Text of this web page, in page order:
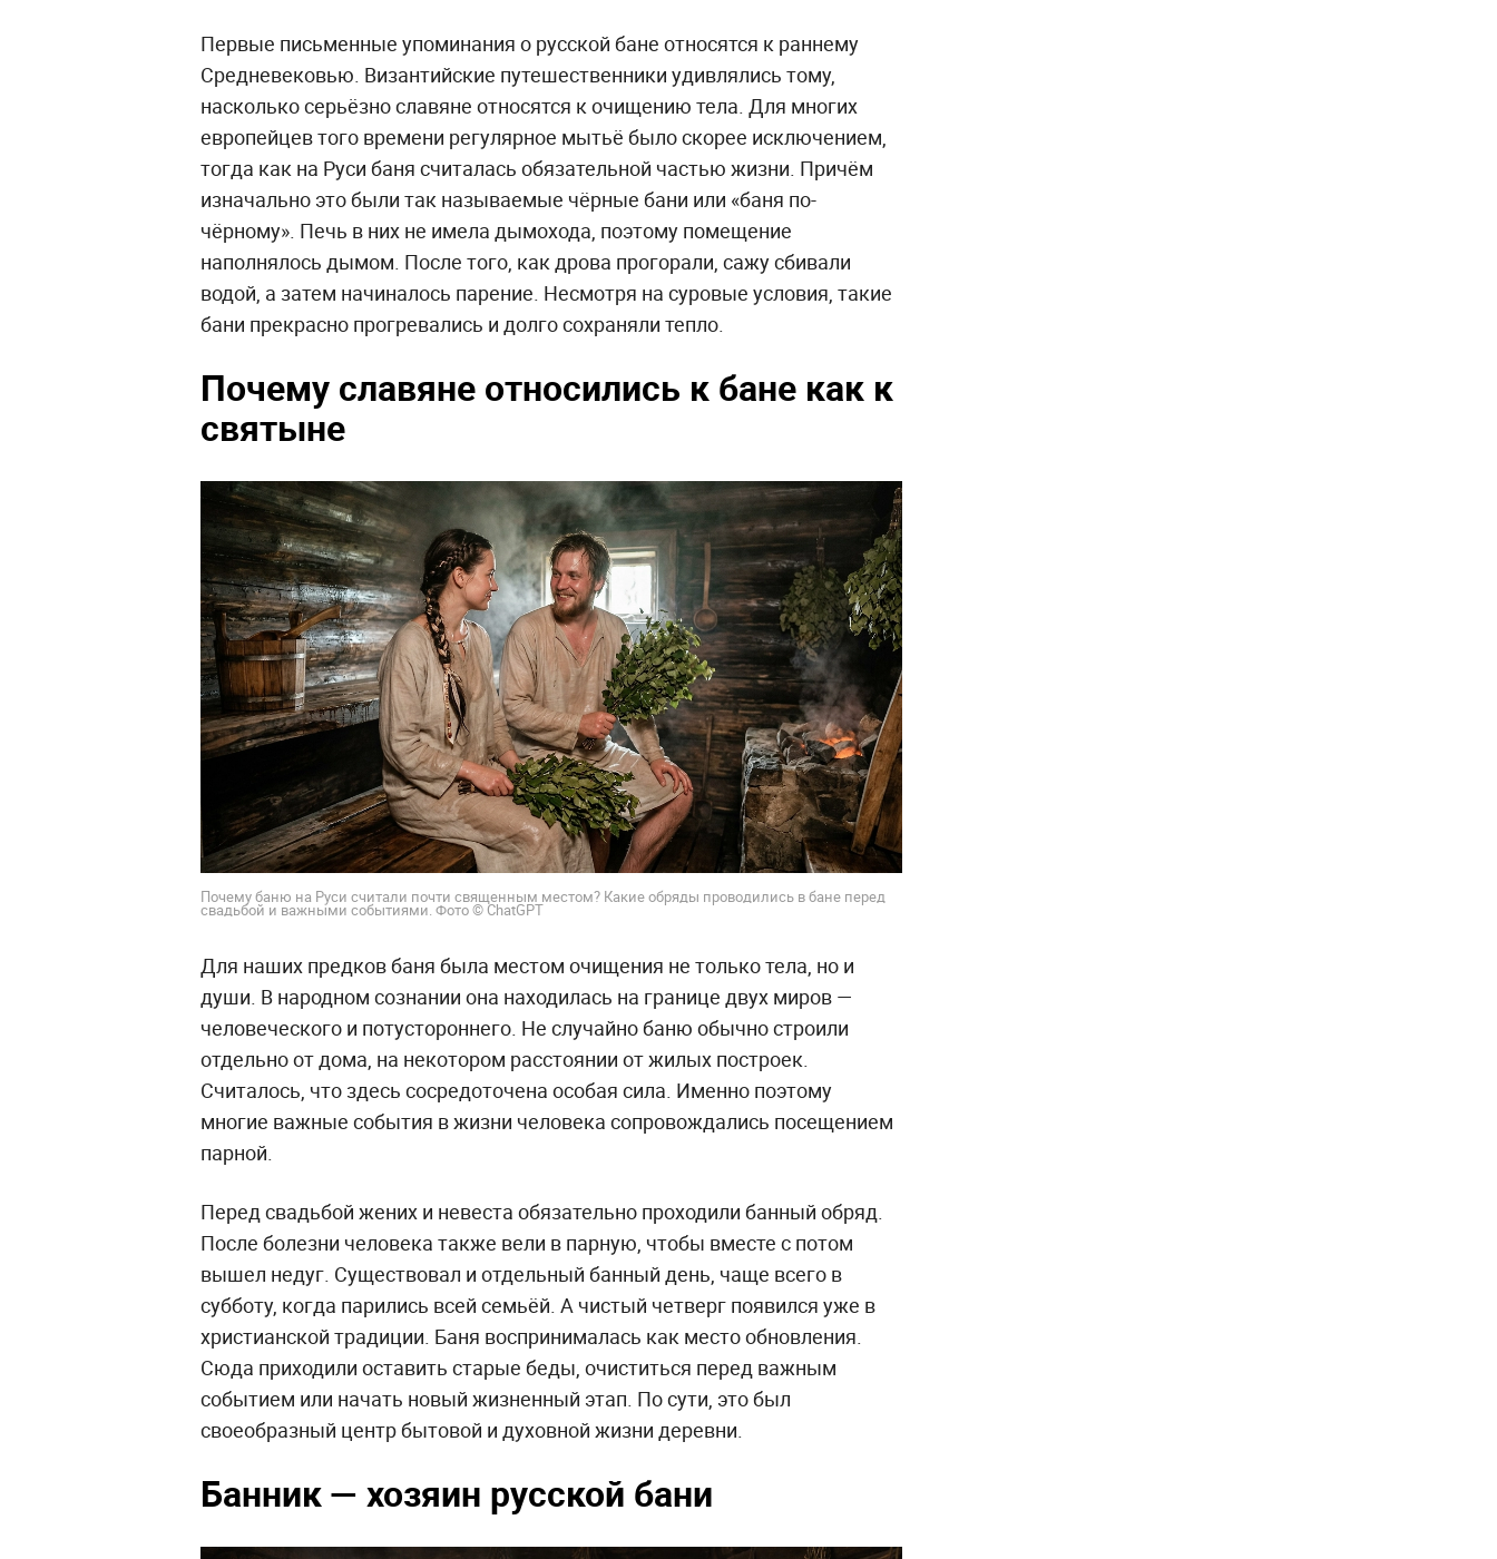
Первые письменные упоминания о русской бане относятся к раннему
Средневековью. Византийские путешественники удивлялись тому,
насколько серьёзно славяне относятся к очищению тела. Для многих
европейцев того времени регулярное мытьё было скорее исключением,
тогда как на Руси баня считалась обязательной частью жизни. Причём
изначально это были так называемые чёрные бани или «баня по-
чёрному». Печь в них не имела дымохода, поэтому помещение
наполнялось дымом. После того, как дрова прогорали, сажу сбивали
водой, а затем начиналось парение. Несмотря на суровые условия, такие
бани прекрасно прогревались и долго сохраняли тепло.
Почему славяне относились к бане как к
святыне
Почему баню на Руси считали почти священным местом? Какие обряды проводились в бане перед
свадьбой и важными событиями. Фото © ChatGPT
Для наших предков баня была местом очищения не только тела, но и
души. В народном сознании она находилась на границе двух миров —
человеческого и потустороннего. Не случайно баню обычно строили
отдельно от дома, на некотором расстоянии от жилых построек.
Считалось, что здесь сосредоточена особая сила. Именно поэтому
многие важные события в жизни человека сопровождались посещением
парной.
Перед свадьбой жених и невеста обязательно проходили банный обряд.
После болезни человека также вели в парную, чтобы вместе с потом
вышел недуг. Существовал и отдельный банный день, чаще всего в
субботу, когда парились всей семьёй. А чистый четверг появился уже в
христианской традиции. Баня воспринималась как место обновления.
Сюда приходили оставить старые беды, очиститься перед важным
событием или начать новый жизненный этап. По сути, это был
своеобразный центр бытовой и духовной жизни деревни.
Банник — хозяин русской бани